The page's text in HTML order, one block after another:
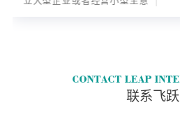
联系飞跃